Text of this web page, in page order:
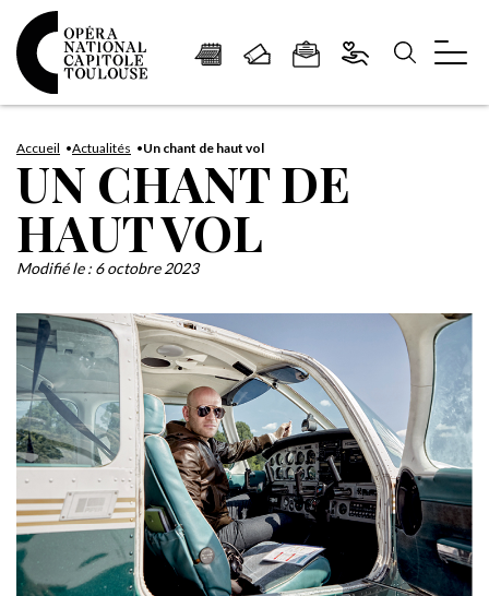
Panneau de gestion des cookies
au
contenu
principal
à
la
navigation
à
la
recherche
pied
de
Accueil Actualités Un chant de haut vol
UN CHANT DE
HAUT VOL
Modifié le : 6 octobre 2023